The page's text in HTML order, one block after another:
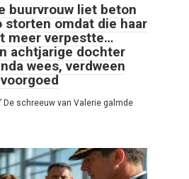
buurvrouw liet beton
storten omdat die haar
meer verpestte…
achtjarige dochter
wees, verdween
De schreeuw van Valerie galmde